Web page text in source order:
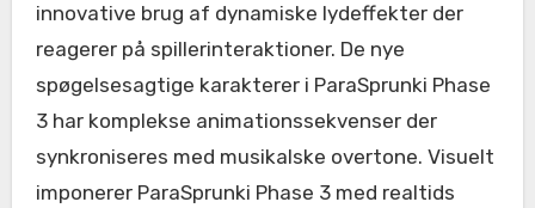
innovative brug af dynamiske lydeffekter der
reagerer på spillerinteraktioner. De nye
spøgelsesagtige karakterer i ParaSprunki Phase
3 har komplekse animationssekvenser der
synkroniseres med musikalske overtone. Visuelt
imponerer ParaSprunki Phase 3 med realtids